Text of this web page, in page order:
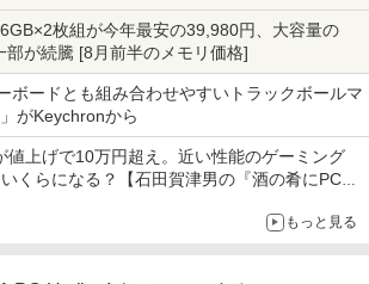
枚組が今年最安の39,980円、大容量の
部が続騰 [8月前半のメモリ価格]
ボードとも組み合わせやすいトラックボールマ
がKeychronから
値上げで10万円超え。近い性能のゲーミング
くらになる？【石田賀津男の『酒の肴にPCゲ
もっと見る